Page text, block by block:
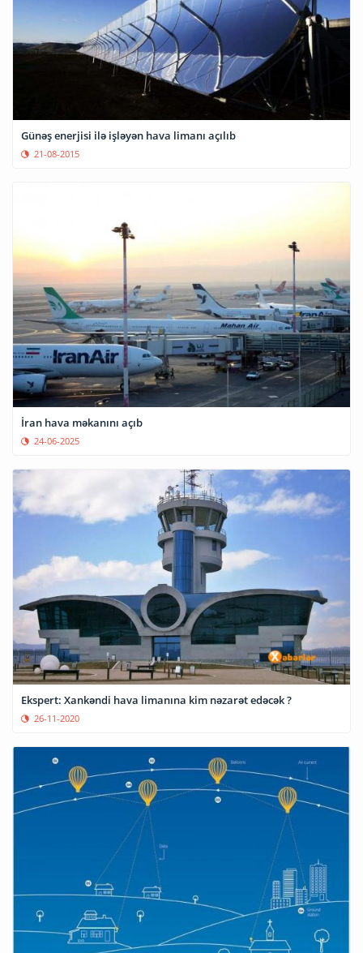
Günəş enerjisi ilə işləyən hava limanı açılıb
21-08-2015
İran hava məkanını açıb
24-06-2025
Ekspert: Xankəndi hava limanına kim nəzarət edəcək ?
26-11-2020